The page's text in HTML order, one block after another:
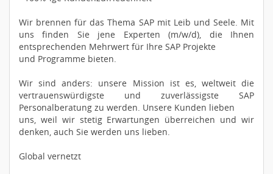
Wir brennen für das Thema SAP mit Leib und Seele. Mit
uns finden Sie jene Experten (m/w/d), die Ihnen
entsprechenden Mehrwert für Ihre SAP Projekte
und Programme bieten.
Wir sind anders: unsere Mission ist es, weltweit die
vertrauenswürdigste und zuverlässigste SAP
Personalberatung zu werden. Unsere Kunden lieben
uns, weil wir stetig Erwartungen überreichen und wir
denken, auch Sie werden uns lieben.
Global vernetzt